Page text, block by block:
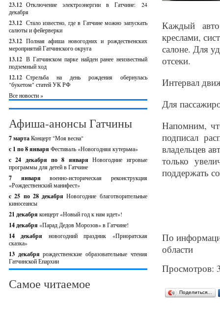
23.12 Отключение электроэнергии в Гатчине: 24
декабря
23.12 Стало известно, где в Гатчине можно запускать
салюты и фейерверки
23.12 Полная афиша новогодних и рождественских
мероприятий Гатчинского округа
13.12 В Гатчинском парке найден ранее неизвестный
подземный ход
12.12 Стрельба на день рождения обернулась
"букетом" статей УК РФ
Все новости »
Афиша-анонсы Гатчины
7 мартаКонцерт "Моя весна"
с 1 по 8 января Фестиваль «Новогодняя кутерьма»
с 24 декабря по 8 январяНовогодние игровые
программы для детей в Гатчине
7 январявоенно-историческая реконструкция
«Рождественский манифест»
c 25 по 28 декабряНовогодние благотворительные
киносеансы
21 декабря концерт «Новый год к нам идет»!
14 декабря «Парад Дедов Морозов» в Гатчине!
14 декабря новогодний праздник «Приоратская
сказка»
13 декабрярождественские образовательные чтения
Гатчинской Епархии
Самое читаемое
Каждый
креслами,
салоне. Для
отсеки.
Интервал
Для
Напомним,
подписал
владельцев
только
поддержать
По
области
Просмотров:
Поделиться…